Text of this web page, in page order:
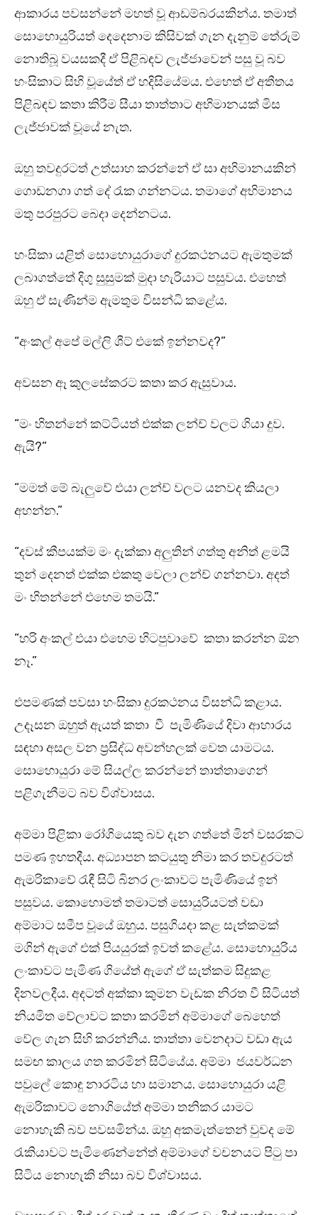
ආකාරය පවසන්නේ මහත් වූ ආඩම්බරයකින්ය. තමාත්
සොහොයුරියත් දෙදෙනාම කිසිවක් ගැන දැනුම් තේරුම්
නොතිබූ වයසකදී ඒ පිළිබඳව ලැජ්ජාවෙන් පසු වූ බව
හංසිකාට සිහි වූයේත් ඒ හදිසියේමය. එහෙත් ඒ අතීතය
පිළිබඳව කතා කිරීම සීයා තාත්තාට අභිමානයක් මිස
ලැජ්ජාවක් වූයේ නැත.
ඔහු තවදුරටත් උත්සාහ කරන්නේ ඒ සා අභිමානයකින්
ගොඩනගා ගත් දේ රැක ගන්නටය. තමාගේ අභිමානය
මතු පරපුරට බෙදා දෙන්නටය.
හංසිකා යළිත් සොහොයුරාගේ දුරකථනයට ඇමතුමක්
ලබාගත්තේ දිගු සුසුමක් මුදා හැරියාට පසුවය. එහෙත්
ඔහු ඒ සැණින්ම ඇමතුම විසන්ධි කළේය.
“අංකල් අපේ මල්ලි ශීට් එකේ ඉන්නවද?”
අවසන ඈ කුලසේකරට කතා කර ඇසුවාය.
“මං හිතන්නේ කට්ටියත් එක්ක ලන්ච් වලට ගියා දුව.
ඇයි?”
“මමත් මේ බැලුවේ එයා ලන්ච් වලට යනවද කියලා
අහන්න.”
“දවස් කීපයක්ම මං දැක්කා අලුතින් ගත්තු අනිත් ළමයි
තුන් දෙනත් එක්ක එකතු වෙලා ලන්ච් ගන්නවා. අදත්
මං හිතන්නේ එහෙම තමයි.”
“හරි අංකල් එයා එහෙම හිටපුවාවේ කතා කරන්න ඕන
නෑ.”
එපමණක් පවසා හංසිකා දුරකථනය විසන්ධි කළාය.
උදෑසන ඔහුත් ඇයත් කතා වී පැමිණියේ දිවා ආහාරය
සඳහා අසල වන ප්‍රසිද්ධ අවන්හලක් වෙත යාමටය.
සොහොයුරා මේ සියල්ල කරන්නේ තාත්තාගෙන්
පළිගැනීමට බව විශ්වාසය.
අම්මා පිළිකා රෝගියෙකු බව දැන ගත්තේ මින් වසරකට
පමණ ඉහතදීය. අධ්‍යාපන කටයුතු නිමා කර තවදුරටත්
ඇමරිකාවේ රැඳී සිටි බිනර ලංකාවට පැමිණියේ ඉන්
පසුවය. කොහොමත් තමාටත් සොයුරියටත් වඩා
අම්මාට සමීප වූයේ ඔහුය. පසුගියදා කළ සැත්කමක්
මගින් ඇගේ එක් පියයුරක් ඉවත් කළේය. සොහොයුරිය
ලංකාවට පැමිණ ගියේත් ඇගේ ඒ සැත්කම සිදුකළ
දිනවලදීය. අදටත් අක්කා කුමන වැඩක නිරත වී සිටියත්
නියමිත වේලාවට කතා කරමින් අම්මාගේ බෙහෙත්
වේල ගැන සිහි කරන්නීය. තාත්තා වෙනදාට වඩා ඇය
සමඟ කාලය ගත කරමින් සිටියේය. අම්මා ජයවර්ධන
පවුලේ කොඳු නාරටිය හා සමානය. සොහොයුරා යළි
ඇමරිකාවට නොගියේත් අම්මා තනිකර යාමට
නොහැකි බව පවසමින්ය. ඔහු අකමැත්තෙන් වුවද මේ
රැකියාවට පැමිණෙන්නේත් අම්මාගේ වචනයට පිටු පා
සිටිය නොහැකි නිසා බව විශ්වාසය.